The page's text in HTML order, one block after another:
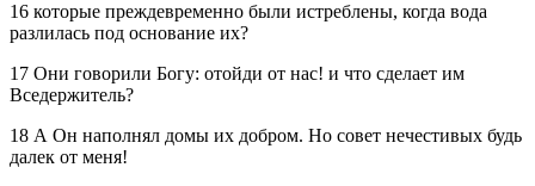
16 которые преждевременно были истреблены, когда вода
разлилась под основание их?
17 Они говорили Богу: отойди от нас! и что сделает им
Вседержитель?
18 А Он наполнял домы их добром. Но совет нечестивых будь
далек от меня!